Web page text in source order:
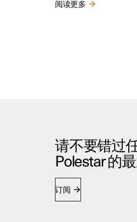
阅读更多
请不要错过
Polestar 的
订阅